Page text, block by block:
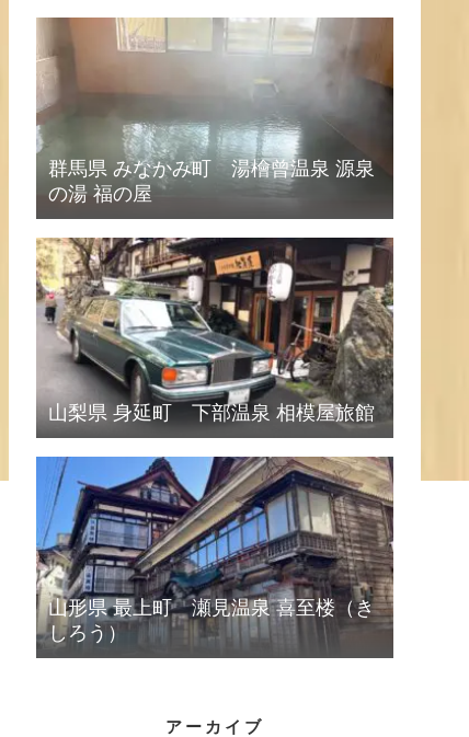
群馬県 みなかみ町 湯檜曾温泉 源泉
の湯 福の屋
山梨県 身延町 下部温泉 相模屋旅館
山形県 最上町 瀬見温泉 喜至楼（き
しろう）
アーカイブ